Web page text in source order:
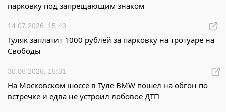
парковку под запрещающим знаком
14.07.2026, 15:43
Туляк заплатит 1000 рублей за парковку на тротуаре на
Свободы
30.06.2026, 15:31
На Московском шоссе в Туле BMW пошел на обгон по
встречке и едва не устроил лобовое ДТП